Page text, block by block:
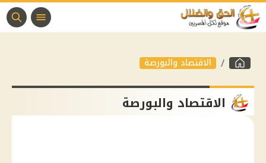
الاقتصاد والبورصة
الاقتصاد والبورصة